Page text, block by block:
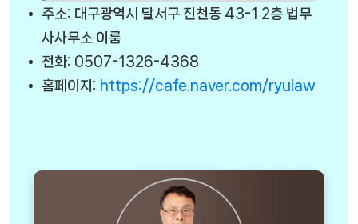
주소: 대구광역시 달서구 진천동 43-1 2층 법무
사사무소 이룸
전화: 0507-1326-4368
홈페이지: https://cafe.naver.com/ryulaw